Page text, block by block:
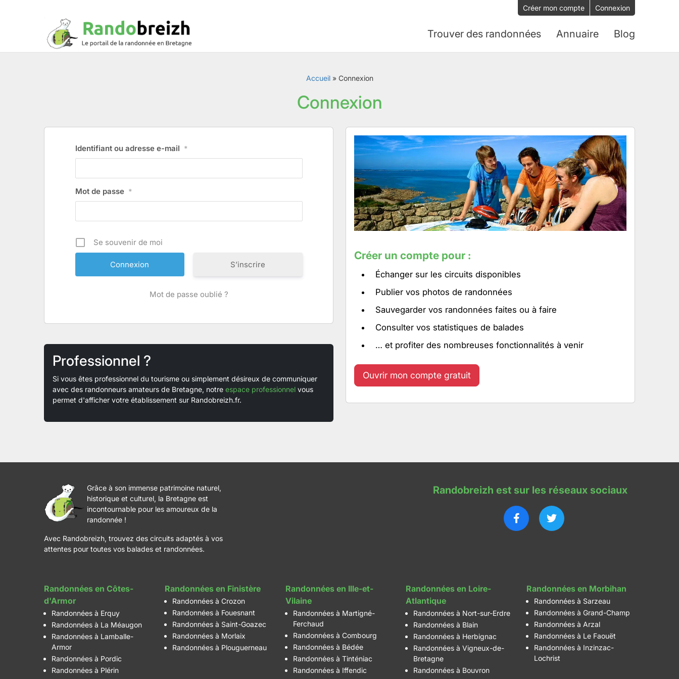
Créer mon compte Connexion
Trouver des randonnées Annuaire Blog
Accueil» Connexion
Connexion
Identifiant ou adresse e-mail *
Mot de passe *
Se souvenir de moi
S’inscrire
Mot de passe oublié ?
Professionnel ?
Si vous êtes professionnel du tourisme ou simplement désireux de communiquer
avec des randonneurs amateurs de Bretagne, notre espace professionnel vous
permet d'afficher votre établissement sur Randobreizh.fr.
Créer un compte pour :
Échanger sur les circuits disponibles
Publier vos photos de randonnées
Sauvegarder vos randonnées faites ou à faire
Consulter vos statistiques de balades
… et profiter des nombreuses fonctionnalités à venir
Ouvrir mon compte gratuit
Grâce à son immense patrimoine naturel,
historique et culturel, la Bretagne est
incontournable pour les amoureux de la
randonnée !
Avec Randobreizh, trouvez des circuits adaptés à vos
attentes pour toutes vos balades et randonnées.
Randobreizh est sur les réseaux sociaux
Randonnées en Côtes-
d'Armor
Randonnées à Erquy
Randonnées à La Méaugon
Randonnées à Lamballe-
Armor
Randonnées à Pordic
Randonnées à Plérin
Randonnées en Finistère
Randonnées à Crozon
Randonnées à Fouesnant
Randonnées à Saint-Goazec
Randonnées à Morlaix
Randonnées à Plouguerneau
Randonnées en Ille-et-
Vilaine
Randonnées à Martigné-
Ferchaud
Randonnées à Combourg
Randonnées à Bédée
Randonnées à Tinténiac
Randonnées à Iffendic
Randonnées en Loire-
Atlantique
Randonnées à Nort-sur-Erdre
Randonnées à Blain
Randonnées à Herbignac
Randonnées à Vigneux-de-
Bretagne
Randonnées à Bouvron
Randonnées en Morbihan
Randonnées à Sarzeau
Randonnées à Grand-Champ
Randonnées à Arzal
Randonnées à Le Faouët
Randonnées à Inzinzac-
Lochrist